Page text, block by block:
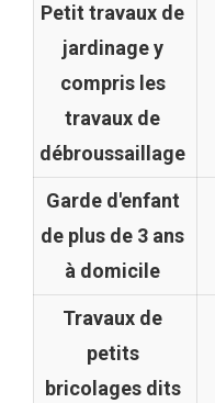
Petit travaux de
jardinage y
compris les
travaux de
débroussaillage
Garde d'enfant
de plus de 3 ans
à domicile
Travaux de
petits
bricolages dits